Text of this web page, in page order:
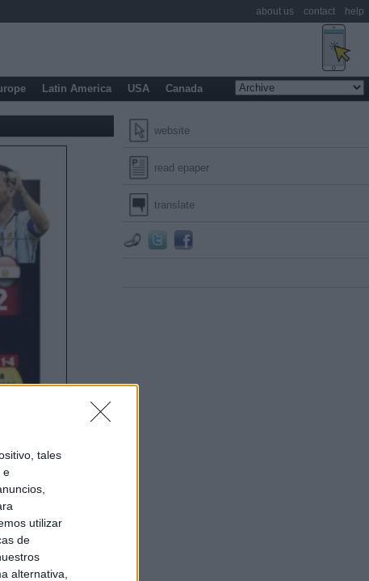
tales
e
utilizar
de
alternativa,
Latin America USA Canada
website
read epaper
translate
about us contact help